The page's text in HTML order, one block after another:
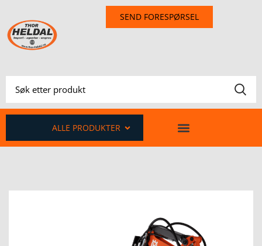
SEND FORESPØRSEL
ALLE PRODUKTER